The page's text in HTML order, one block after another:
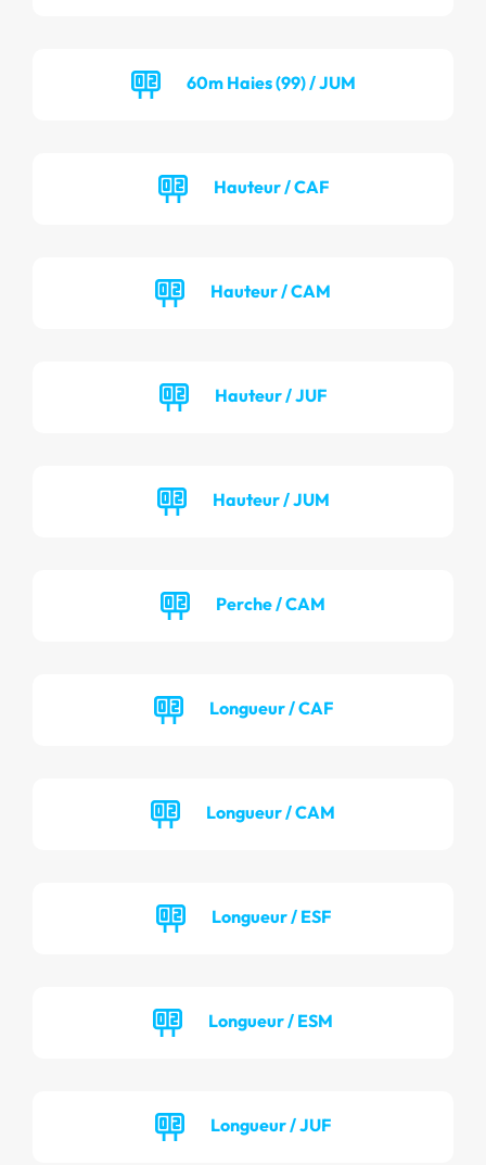
60m Haies (99) / JUM
Hauteur / CAF
Hauteur / CAM
Hauteur / JUF
Hauteur / JUM
Perche / CAM
Longueur / CAF
Longueur / CAM
Longueur / ESF
Longueur / ESM
Longueur / JUF